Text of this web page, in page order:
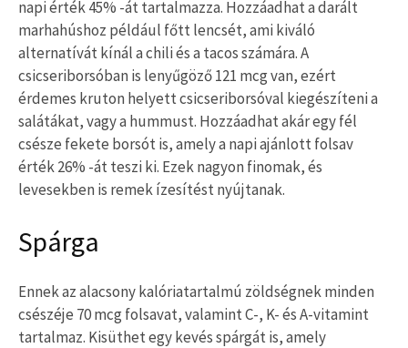
napi érték 45% -át tartalmazza. Hozzáadhat a darált
marhahúshoz például főtt lencsét, ami kiváló
alternatívát kínál a chili és a tacos számára. A
csicseriborsóban is lenyűgöző 121 mcg van, ezért
érdemes kruton helyett csicseriborsóval kiegészíteni a
salátákat, vagy a hummust. Hozzáadhat akár egy fél
csésze fekete borsót is, amely a napi ajánlott folsav
érték 26% -át teszi ki. Ezek nagyon finomak, és
levesekben is remek ízesítést nyújtanak.
Spárga
Ennek az alacsony kalóriatartalmú zöldségnek minden
csészéje 70 mcg folsavat, valamint C-, K- és A-vitamint
tartalmaz. Kisüthet egy kevés spárgát is, amely